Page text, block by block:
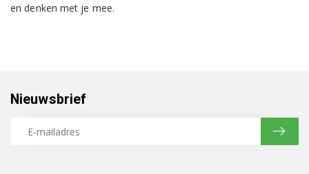
en denken met je mee.
Nieuwsbrief